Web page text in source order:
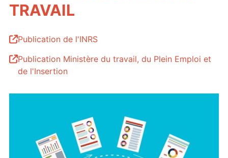
TRAVAIL
Publication de l'INRS
Publication Ministère du travail, du Plein Emploi et
de l'Insertion